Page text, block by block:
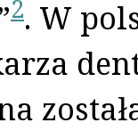
2. W